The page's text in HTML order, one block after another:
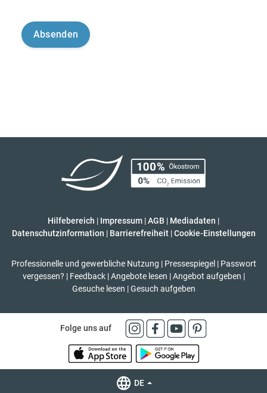
Hilfebereich | Impressum |AGB | Mediadaten |
Datenschutzinformation | Barrierefreiheit | Cookie-Einstellungen
Professionelle und gewerbliche Nutzung | Pressespiegel | Passwort
vergessen? | Feedback | Angebote lesen | Angebot aufgeben |
Gesuche lesen | Gesuch aufgeben
Folge uns auf
DE